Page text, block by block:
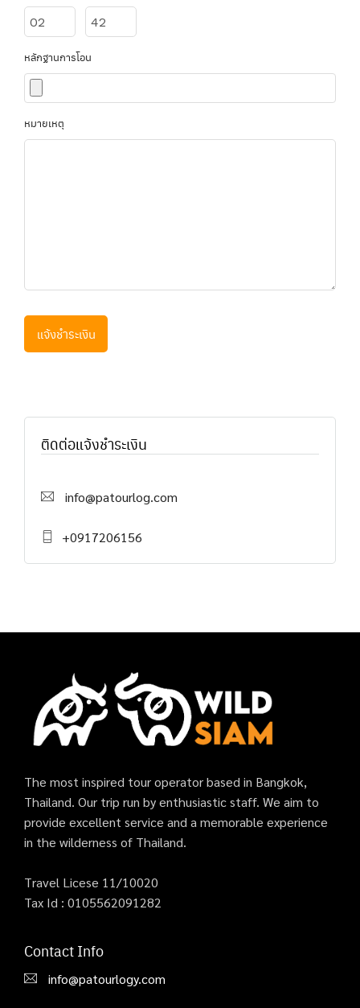
หลักฐานการโอน
หมายเหตุ
ติดต่อแจ้งชำระเงิน
info@patourlog.com
+0917206156
The most inspired tour operator based in Bangkok,
Thailand. Our trip run by enthusiastic staff. We aim to
provide excellent service and a memorable experience
in the wilderness of Thailand.
Travel Licese 11/10020
Tax Id : 0105562091282
Contact Info
info@patourlogy.com